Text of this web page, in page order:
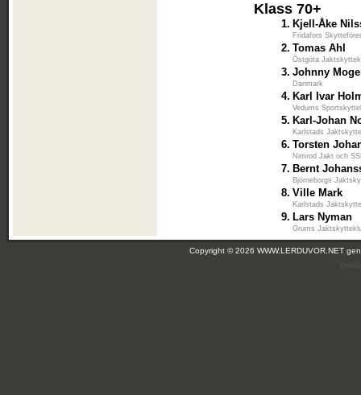
Klass 70+
1. Kjell-Åke
Fridafors
2. Tomas Ahl
Östgöta
3. Johnny
Danmark
4. Karl Ivar
Vedums
5. Karl-Johan
Karlstads
6. Torsten
Nimrod Jakt och
7. Bernt
Björneborgs
8. Ville Mark
Karlstads
9. Lars Nyman
Grums
Copyright © 2026 WWW.LERDUVOR.NET